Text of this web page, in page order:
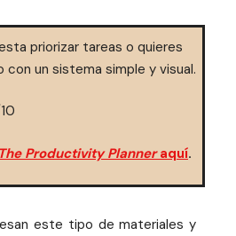
priorizar tareas o quieres
un sistema simple y visual.
The Productivity Planneraquí.
este tipo de materiales y